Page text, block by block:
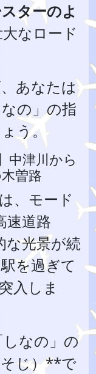
ターのよ
なロード
あなたは
の」の指
う。
中津川から
曽路
、モード
速道路
な光景が続
を過ぎて
入しま
なの」の
じ）**で